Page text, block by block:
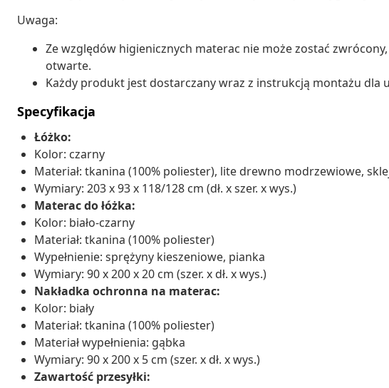
Uwaga:
Ze względów higienicznych materac nie może zostać
otwarte.
Każdy produkt jest dostarczany wraz z instrukcją montażu dla
Specyfikacja
Łóżko:
Kolor: czarny
Materiał: tkanina (100% poliester), lite drewno modrzewiowe,
Wymiary: 203 x 93 x 118/128 cm (dł. x szer. x wys.)
Materac do łóżka:
Kolor: biało-czarny
Materiał: tkanina (100% poliester)
Wypełnienie: sprężyny kieszeniowe, pianka
Wymiary: 90 x 200 x 20 cm (szer. x dł. x wys.)
Nakładka ochronna na materac:
Kolor: biały
Materiał: tkanina (100% poliester)
Materiał wypełnienia: gąbka
Wymiary: 90 x 200 x 5 cm (szer. x dł. x wys.)
Zawartość przesyłki: